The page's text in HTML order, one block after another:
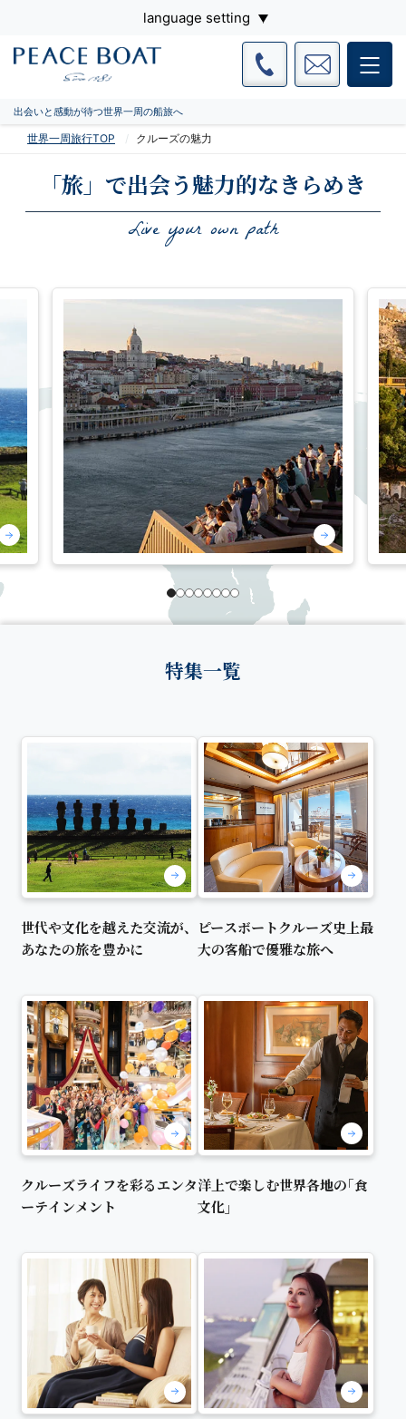
language setting
出会いと感動が待つ世界一周の船旅へ
世界一周旅行TOP クルーズの魅力
「旅」で出会う魅力的なきらめき
Live your own path
12345678
特集一覧
世代や文化を越えた交流が、
あなたの旅を豊かに
ピースボートクルーズ史上最
大の客船で優雅な旅へ
クルーズライフを彩るエンタ
ーテインメント
洋上で楽しむ世界各地の｢食
文化｣